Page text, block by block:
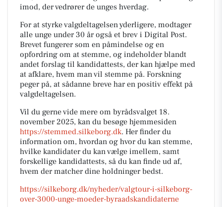
imod, der vedrører de unges hverdag.
For at styrke valgdeltagelsen yderligere, modtager
alle unge under 30 år også et brev i Digital Post.
Brevet fungerer som en påmindelse og en
opfordring om at stemme, og indeholder blandt
andet forslag til kandidattests, der kan hjælpe med
at afklare, hvem man vil stemme på. Forskning
peger på, at sådanne breve har en positiv effekt på
valgdeltagelsen.
Vil du gerne vide mere om byrådsvalget 18.
november 2025, kan du besøge hjemmesiden
https://stemmed.silkeborg.dk. Her finder du
information om, hvordan og hvor du kan stemme,
hvilke kandidater du kan vælge imellem, samt
forskellige kandidattests, så du kan finde ud af,
hvem der matcher dine holdninger bedst.
https://silkeborg.dk/nyheder/valgtour-i-silkeborg-
over-3000-unge-moeder-byraadskandidaterne